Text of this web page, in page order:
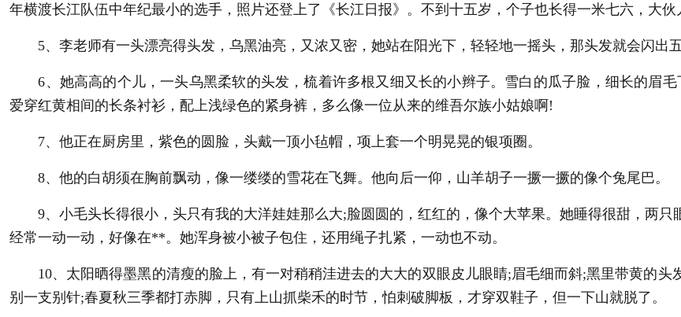
年横渡长江队伍中年纪最小的选手，照片还登上了《长江日报》。不到十五岁，个子也长得一米七六，大伙
5、李老师有一头漂亮得头发，乌黑油亮，又浓又密，她站在阳光下，轻轻地一摇头，那头发就会闪出五
6、她高高的个儿，一头乌黑柔软的头发，梳着许多根又细又长的小辫子。雪白的瓜子脸，细长的眉
爱穿红黄相间的长条衬衫，配上浅绿色的紧身裤，多么像一位从来的维吾尔族小姑娘啊!
7、他正在厨房里，紫色的圆脸，头戴一顶小毡帽，项上套一个明晃晃的银项圈。
8、他的白胡须在胸前飘动，像一缕缕的雪花在飞舞。他向后一仰，山羊胡子一撅一撅的像个兔尾巴。
9、小毛头长得很小，头只有我的大洋娃娃那么大;脸圆圆的，红红的，像个大苹果。她睡得很甜，两只
经常一动一动，好像在**。她浑身被小被子包住，还用绳子扎紧，一动也不动。
10、太阳晒得墨黑的清瘦的脸上，有一对稍稍洼进去的大大的双眼皮儿眼睛;眉毛细而斜;黑里带黄的头
别一支别针;春夏秋三季都打赤脚，只有上山抓柴禾的时节，怕刺破脚板，才穿双鞋子，但一下山就脱了。